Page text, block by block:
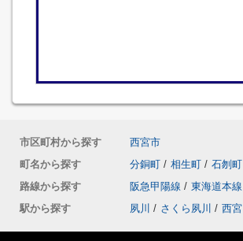
市区町村から探す
西宮市
町名から探す
分銅町 / 相生町 / 石刎町
路線から探す
阪急甲陽線 / 東海道本線
駅から探す
夙川 / さくら夙川 / 西宮